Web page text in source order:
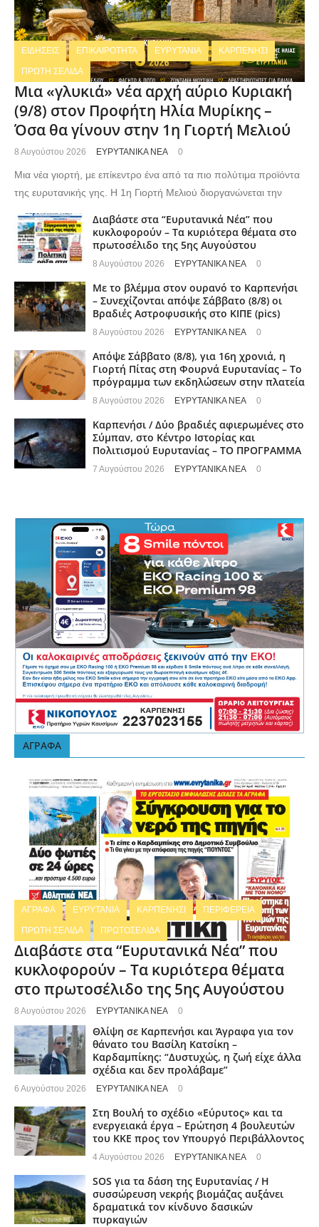
ΕΙΔΗΣΕΙΣ ΕΠΙΚΑΙΡΟΤΗΤΑ ΕΥΡΥΤΑΝΙΑ ΚΑΡΠΕΝΗΣΙ
ΠΡΩΤΗ ΣΕΛΙΔΑ
Μια «γλυκιά» νέα αρχή αύριο Κυριακή
(9/8) στον Προφήτη Ηλία Μυρίκης –
Όσα θα γίνουν στην 1η Γιορτή Μελιού
8 Αυγούστου 2026 ΕΥΡΥΤΑΝΙΚΑ ΝΕΑ 0
Μια νέα γιορτή, με επίκεντρο ένα από τα πιο πολύτιμα προϊόντα
της ευρυτανικής γης. Η 1η Γιορτή Μελιού διοργανώνεται την
Διαβάστε στα “Ευρυτανικά Νέα” που
κυκλοφορούν – Τα κυριότερα θέματα στο
πρωτοσέλιδο της 5ης Αυγούστου
8 Αυγούστου 2026 ΕΥΡΥΤΑΝΙΚΑ ΝΕΑ 0
Με το βλέμμα στον ουρανό το Καρπενήσι
– Συνεχίζονται απόψε Σάββατο (8/8) οι
Βραδιές Αστροφυσικής στο ΚΙΠΕ (pics)
8 Αυγούστου 2026 ΕΥΡΥΤΑΝΙΚΑ ΝΕΑ 0
Απόψε Σάββατο (8/8), για 16η χρονιά, η
Γιορτή Πίτας στη Φουρνά Ευρυτανίας – Το
πρόγραμμα των εκδηλώσεων στην πλατεία
8 Αυγούστου 2026 ΕΥΡΥΤΑΝΙΚΑ ΝΕΑ 0
Καρπενήσι / Δύο βραδιές αφιερωμένες στο
Σύμπαν, στο Κέντρο Ιστορίας και
Πολιτισμού Ευρυτανίας – ΤΟ ΠΡΟΓΡΑΜΜΑ
7 Αυγούστου 2026 ΕΥΡΥΤΑΝΙΚΑ ΝΕΑ 0
ΑΓΡΑΦΑ
ΑΓΡΑΦΑ ΕΥΡΥΤΑΝΙΑ ΚΑΡΠΕΝΗΣΙ ΠΕΡΙΦΕΡΕΙΑ
ΠΡΩΤΗ ΣΕΛΙΔΑ ΠΡΩΤΟΣΕΛΙΔΑ
Διαβάστε στα “Ευρυτανικά Νέα” που
κυκλοφορούν – Τα κυριότερα θέματα
στο πρωτοσέλιδο της 5ης Αυγούστου
8 Αυγούστου 2026 ΕΥΡΥΤΑΝΙΚΑ ΝΕΑ 0
Θλίψη σε Καρπενήσι και Άγραφα για τον
θάνατο του Βασίλη Κατσίκη –
Καρδαμπίκης: “Δυστυχώς, η ζωή είχε άλλα
σχέδια και δεν προλάβαμε”
6 Αυγούστου 2026 ΕΥΡΥΤΑΝΙΚΑ ΝΕΑ 0
Στη Βουλή το σχέδιο «Εύρυτος» και τα
ενεργειακά έργα – Ερώτηση 4 βουλευτών
του ΚΚΕ προς τον Υπουργό Περιβάλλοντος
4 Αυγούστου 2026 ΕΥΡΥΤΑΝΙΚΑ ΝΕΑ 0
SOS για τα δάση της Ευρυτανίας / Η
συσσώρευση νεκρής βιομάζας αυξάνει
δραματικά τον κίνδυνο δασικών
πυρκαγιών